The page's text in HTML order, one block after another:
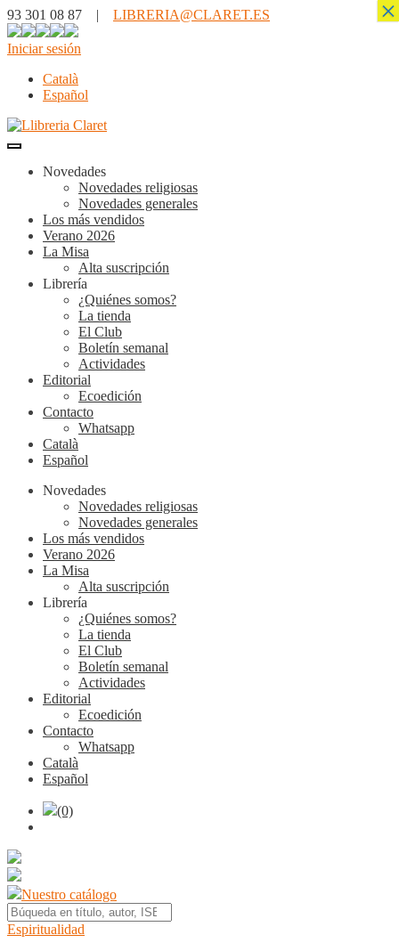
93 301 08 87 | LIBRERIA@CLARET.ES
Iniciar sesión
Català
Español
Novedades
Novedades religiosas
Novedades generales
Los más vendidos
Verano 2026
La Misa
Alta suscripción
Librería
¿Quiénes somos?
La tienda
El Club
Boletín semanal
Actividades
Editorial
Ecoedición
Contacto
Whatsapp
Català
Español
Novedades
Novedades religiosas
Novedades generales
Los más vendidos
Verano 2026
La Misa
Alta suscripción
Librería
¿Quiénes somos?
La tienda
El Club
Boletín semanal
Actividades
Editorial
Ecoedición
Contacto
Whatsapp
Català
Español
(0)
Nuestro catálogo
Espiritualidad
×